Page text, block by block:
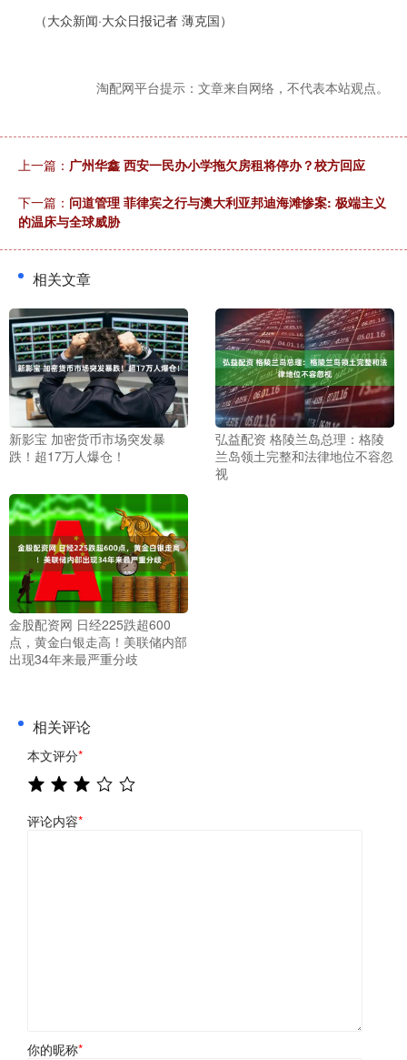
（大众新闻·大众日报记者 薄克国）
淘配网平台提示：文章来自网络，不代表本站观点。
上一篇： 广州华鑫 西安一民办小学拖欠房租将停办？校方回应
下一篇： 问道管理 菲律宾之行与澳大利亚邦迪海滩惨案: 极端主义
的温床与全球威胁
相关文章
新影宝 加密货币市场突发暴
跌！超17万人爆仓！
弘益配资 格陵兰岛总理：格陵
兰岛领土完整和法律地位不容忽
视
金股配资网 日经225跌超600
点，黄金白银走高！美联储内部
出现34年来最严重分歧
相关评论
本文评分*
评论内容*
你的昵称*